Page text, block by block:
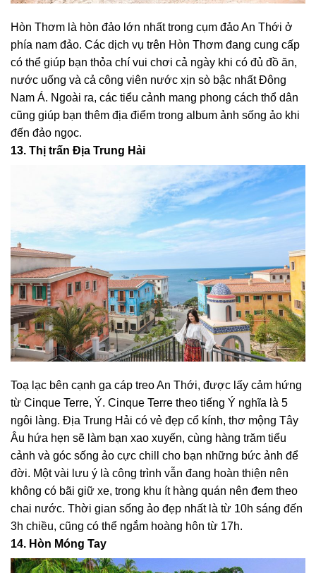
Hòn Thơm là hòn đảo lớn nhất trong cụm đảo An Thới ở
phía nam đảo. Các dịch vụ trên Hòn Thơm đang cung cấp
có thể giúp bạn thỏa chí vui chơi cả ngày khi có đủ đồ ăn,
nước uống và cả công viên nước xịn sò bậc nhất Đông
Nam Á. Ngoài ra, các tiểu cảnh mang phong cách thổ dân
cũng giúp bạn thêm địa điểm trong album ảnh sống ảo khi
đến đảo ngọc.
13. Thị trấn Địa Trung Hải
Toạ lạc bên cạnh ga cáp treo An Thới, được lấy cảm hứng
từ Cinque Terre, Ý. Cinque Terre theo tiếng Ý nghĩa là 5
ngôi làng. Địa Trung Hải có vẻ đẹp cổ kính, thơ mộng Tây
Âu hứa hẹn sẽ làm bạn xao xuyến, cùng hàng trăm tiểu
cảnh và góc sống ảo cực chill cho bạn những bức ảnh để
đời. Một vài lưu ý là công trình vẫn đang hoàn thiện nên
không có bãi giữ xe, trong khu ít hàng quán nên đem theo
chai nước. Thời gian sống ảo đẹp nhất là từ 10h sáng đến
3h chiều, cũng có thể ngắm hoàng hôn từ 17h.
14. Hòn Móng Tay